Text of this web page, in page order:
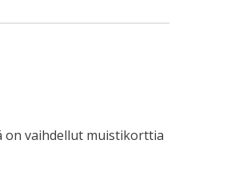
on vaihdellut muistikorttia